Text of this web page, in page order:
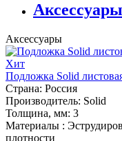
Аксессуары
Аксессуары
Хит
Подложка Solid
Страна: Россия
Производитель: Solid
Толщина, мм: 3
Материалы :
плотности